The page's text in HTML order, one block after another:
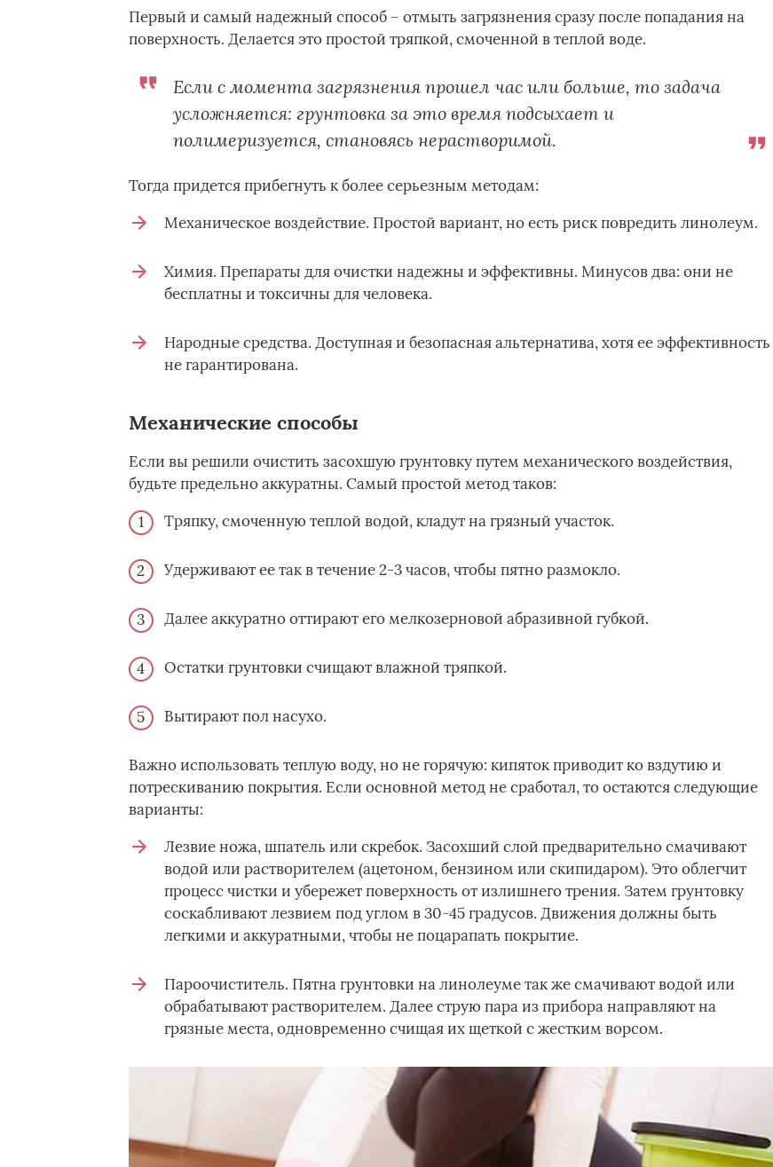
Первый и самый надежный способ – отмыть загрязнения сразу после попадания на
поверхность. Делается это простой тряпкой, смоченной в теплой воде.
Если с момента загрязнения прошел час или больше, то задача
усложняется: грунтовка за это время подсыхает и
полимеризуется, становясь нерастворимой.
Тогда придется прибегнуть к более серьезным методам:
Механическое воздействие. Простой вариант, но есть риск повредить линолеум.
Химия. Препараты для очистки надежны и эффективны. Минусов два: они не
бесплатны и токсичны для человека.
Народные средства. Доступная и безопасная альтернатива, хотя ее эффективность
не гарантирована.
Механические способы
Если вы решили очистить засохшую грунтовку путем механического воздействия,
будьте предельно аккуратны. Самый простой метод таков:
Тряпку, смоченную теплой водой, кладут на грязный участок.
Удерживают ее так в течение 2-3 часов, чтобы пятно размокло.
Далее аккуратно оттирают его мелкозерновой абразивной губкой.
Остатки грунтовки счищают влажной тряпкой.
Вытирают пол насухо.
Важно использовать теплую воду, но не горячую: кипяток приводит ко вздутию и
потрескиванию покрытия. Если основной метод не сработал, то остаются следующие
варианты:
Лезвие ножа, шпатель или скребок. Засохший слой предварительно смачивают
водой или растворителем (ацетоном, бензином или скипидаром). Это облегчит
процесс чистки и убережет поверхность от излишнего трения. Затем грунтовку
соскабливают лезвием под углом в 30-45 градусов. Движения должны быть
легкими и аккуратными, чтобы не поцарапать покрытие.
Пароочиститель. Пятна грунтовки на линолеуме так же смачивают водой или
обрабатывают растворителем. Далее струю пара из прибора направляют на
грязные места, одновременно счищая их щеткой с жестким ворсом.